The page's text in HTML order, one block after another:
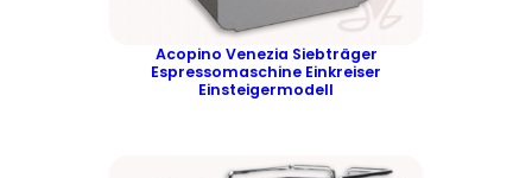
Acopino Venezia Siebträger
Espressomaschine Einkreiser
Einsteigermodell